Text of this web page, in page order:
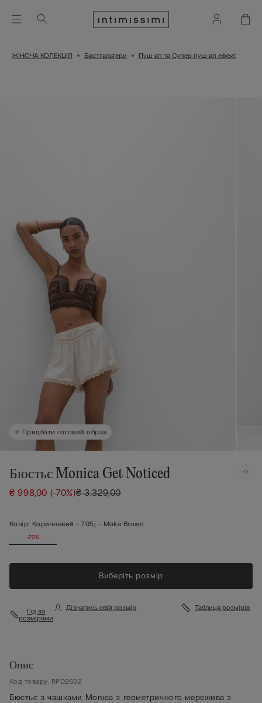
ЖІНОЧА КОЛЕКЦІЯ Бюстгальтери Пуш-ап та Супер пуш-ап ефект
Придбати готовий образ
Бюстьє Monica Get Noticed
₴ 998,00 (-70%)₴ 3.329,00
Колір: Коричневий -705j - Moka Brown
-70%
Виберіть розмір
Гід за
розмірами
Дізнатись свій розмір Таблиця розмірів
Опис
Код товару: RPD2602
Бюстьє з чашками Monica з геометричного мережива з